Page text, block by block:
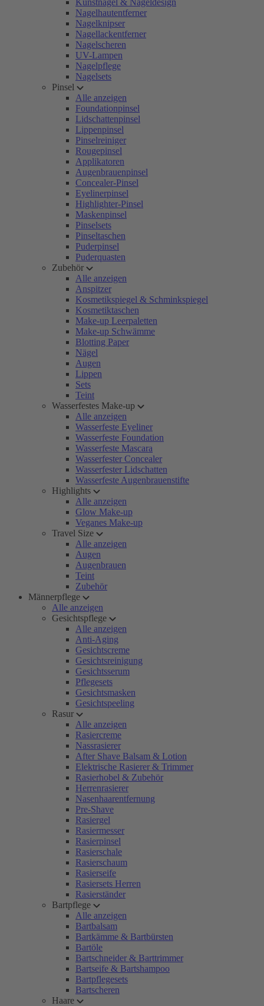
Kunstnägel & Nageldesign
Nagelhautentferner
Nagelknipser
Nagellackentferner
Nagelscheren
UV-Lampen
Nagelpflege
Nagelsets
Pinsel
Alle anzeigen
Foundationpinsel
Lidschattenpinsel
Lippenpinsel
Pinselreiniger
Rougepinsel
Applikatoren
Augenbrauenpinsel
Concealer-Pinsel
Eyelinerpinsel
Highlighter-Pinsel
Maskenpinsel
Pinselsets
Pinseltaschen
Puderpinsel
Puderquasten
Zubehör
Alle anzeigen
Anspitzer
Kosmetikspiegel & Schminkspiegel
Kosmetiktaschen
Make-up Leerpaletten
Make-up Schwämme
Blotting Paper
Nägel
Augen
Lippen
Sets
Teint
Wasserfestes Make-up
Alle anzeigen
Wasserfeste Eyeliner
Wasserfeste Foundation
Wasserfeste Mascara
Wasserfester Concealer
Wasserfester Lidschatten
Wasserfeste Augenbrauenstifte
Highlights
Alle anzeigen
Glow Make-up
Veganes Make-up
Travel Size
Alle anzeigen
Augen
Augenbrauen
Teint
Zubehör
Männerpflege
Alle anzeigen
Gesichtspflege
Alle anzeigen
Anti-Aging
Gesichtscreme
Gesichtsreinigung
Gesichtsserum
Pflegesets
Gesichtsmasken
Gesichtspeeling
Rasur
Alle anzeigen
Rasiercreme
Nassrasierer
After Shave Balsam & Lotion
Elektrische Rasierer & Trimmer
Rasierhobel & Zubehör
Herrenrasierer
Nasenhaarentfernung
Pre-Shave
Rasiergel
Rasiermesser
Rasierpinsel
Rasierschale
Rasierschaum
Rasierseife
Rasiersets Herren
Rasierständer
Bartpflege
Alle anzeigen
Bartbalsam
Bartkämme & Bartbürsten
Bartöle
Bartschneider & Barttrimmer
Bartseife & Bartshampoo
Bartpflegesets
Bartscheren
Haare